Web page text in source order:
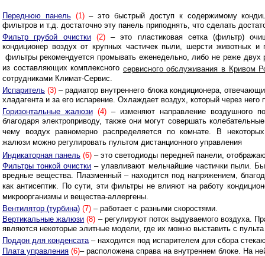
Переднюю панель (1)– это быстрый доступ к содержимому
фильтров и т.д. достаточно эту панель приподнять, что сделать
Фильтр грубой очистки (2)– это пластиковая сетка (фильтр)
кондиционер воздух от крупных частичек пыли, шерсти животных и
фильтры рекомендуется промывать еженедельно, либо не реже двух
из составляющих комплексного сервисного обслуживания в Кривом
сотрудниками Климат-Сервис.
Испаритель (3) – радиатор внутреннего блока кондиционера,
хладагента и за его испарение. Охлаждает воздух, который через него
Горизонтальные жалюзи (4) – изменяют направление воздушного
благодаря электроприводу, также они могут совершать
чему воздух равномерно распределяется по комнате. В
жалюзи можно регулировать пультом дистанционного управления
Индикаторная панель (6) – это светодиоды передней панели,
Фильтры тонкой очистки – улавливают мельчайшие частички пыли.
вредные вещества. Плазменный – находится под напряжением,
как антисептик. По сути, эти фильтры не влияют на работу
микроорганизмы и вещества-аллергены.
Вентилятор (турбина) (7) – работает с разными скоростями.
Вертикальные жалюзи (8) – регулируют поток выдуваемого воздуха.
являются некоторые элитные модели, где их можно выставить с
Поддон для конденсата– находится под испарителем для сбора
Плата управления (6)– расположена справа на внутреннем блоке. На